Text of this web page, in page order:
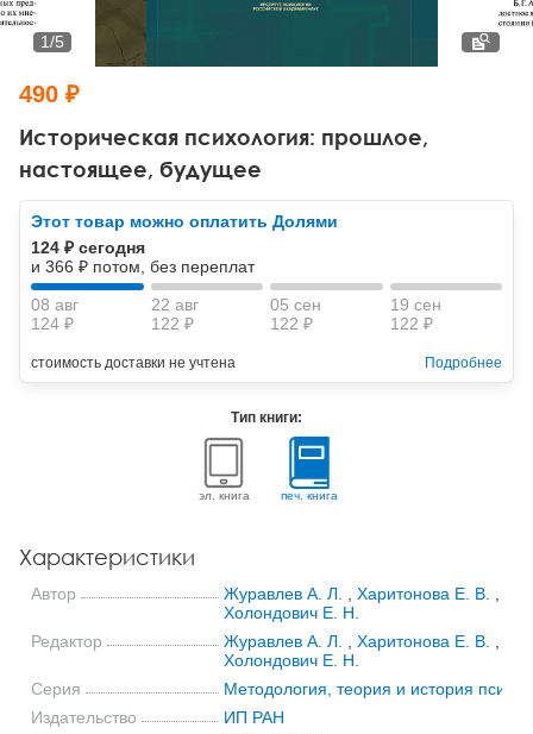
Тревожные расстройства, панические атаки
Психодрама
Другие направления психотерапии
Классический, эриксоновский гипноз и НЛП
НЛП
Психология труда и эргономика
Социальная психология
Социальная и организационная психология
Классический и юнгианский психоанализ
Историческая психология: прошлое,
настоящее, будущее
1/5
490 ₽
Этот товар можно оплатить Долями
124 ₽ сегодня
и 366 ₽ потом, без переплат
08 авг
124 ₽
22 авг
122 ₽
05 сен
122 ₽
19 сен
122 ₽
стоимость доставки не учтена Подробнее
Тип книги:
эл. книга печ. книга
Характеристики
Автор Журавлев А. Л. Харитонова Е. В.
Холондович Е. Н.
Редактор
Журавлев А. Л. Харитонова Е. В.
Холондович Е. Н.
Серия
Методология, теория и история
Издательство
ИП РАН